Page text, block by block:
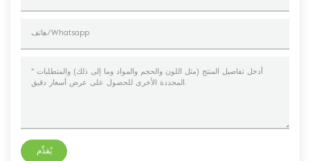
يُقدِّم